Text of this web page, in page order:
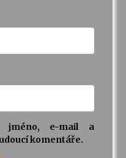
jméno, e-mail a
komentáře.